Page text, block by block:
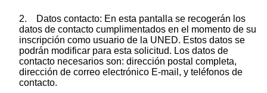
2. Datos contacto: En esta pantalla se recogerán los
datos de contacto cumplimentados en el momento de su
inscripción como usuario de la UNED. Estos datos se
podrán modificar para esta solicitud. Los datos de
contacto necesarios son: dirección postal completa,
dirección de correo electrónico E-mail, y teléfonos de
contacto.